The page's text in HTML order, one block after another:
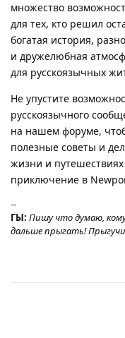
множество
для тех, кто решил
богатая история,
и дружелюбная
для русскоязычных
Не упустите
русскоязычного
на нашем форуме,
полезные советы и
жизни и
приключение в
--
ГЫ: Пишу что думаю,
дальше прыгать!